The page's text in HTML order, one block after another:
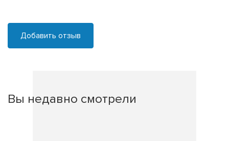
Добавить отзыв
Вы недавно смотрели